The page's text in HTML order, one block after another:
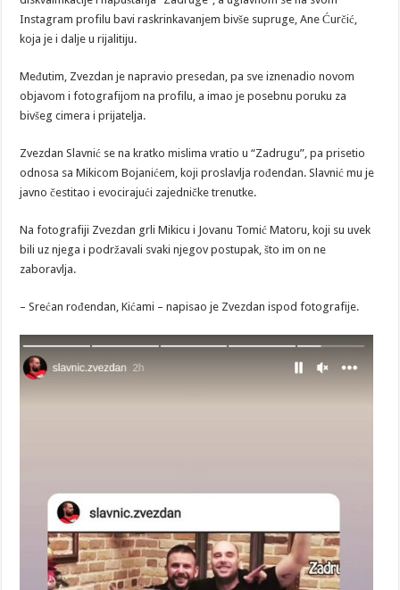
Instagram profilu bavi raskrinkavanjem bivše supruge, Ane Ćurčić,
koja je i dalje u rijalitiju.
Međutim, Zvezdan je napravio presedan, pa sve iznenadio novom
objavom i fotografijom na profilu, a imao je posebnu poruku za
bivšeg cimera i prijatelja.
Zvezdan Slavnić se na kratko mislima vratio u “Zadrugu”, pa prisetio
odnosa sa Mikicom Bojanićem, koji proslavlja rođendan. Slavnić mu je
javno čestitao i evocirajući zajedničke trenutke.
Na fotografiji Zvezdan grli Mikicu i Jovanu Tomić Matoru, koji su uvek
bili uz njega i podržavali svaki njegov postupak, što im on ne
zaboravlja.
– Srećan rođendan, Kićami – napisao je Zvezdan ispod fotografije.